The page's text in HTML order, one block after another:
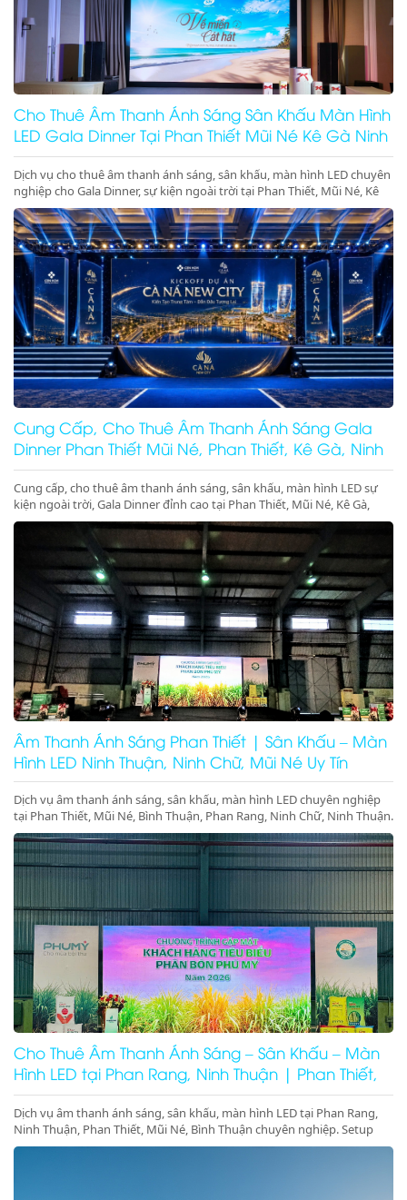
Cho Thuê Âm Thanh Ánh Sáng Sân Khấu Màn Hình
LED Gala Dinner Tại Phan Thiết Mũi Né Kê Gà Ninh
Thuận Ninh Chữ Vĩnh Hy Giá Rẻ Uy Tín
Dịch vụ cho thuê âm thanh ánh sáng, sân khấu, màn hình LED chuyên
nghiệp cho Gala Dinner, sự kiện ngoài trời tại Phan Thiết, Mũi Né, Kê
Gà, Ninh Thuận, Ninh Chữ, Vĩnh Hy. Thiết bị hiện đại, giá gốc tại kho,
phục vụ tận tâm. Gọi ngay hotline để nhận báo giá ưu đãi tốt nhất
hôm nay!
Cung Cấp, Cho Thuê Âm Thanh Ánh Sáng Gala
Dinner Phan Thiết Mũi Né, Phan Thiết, Kê Gà, Ninh
Thuận
Cung cấp, cho thuê âm thanh ánh sáng, sân khấu, màn hình LED sự
kiện ngoài trời, Gala Dinner đỉnh cao tại Phan Thiết, Mũi Né, Kê Gà,
Ninh Thuận, Ninh Chữ, Vĩnh Hy. Thiết bị hiện đại, giá cực tốt. Gọi ngay
nhận ưu đãi lớn!
Âm Thanh Ánh Sáng Phan Thiết | Sân Khấu – Màn
Hình LED Ninh Thuận, Ninh Chữ, Mũi Né Uy Tín
Dịch vụ âm thanh ánh sáng, sân khấu, màn hình LED chuyên nghiệp
tại Phan Thiết, Mũi Né, Bình Thuận, Phan Rang, Ninh Chữ, Ninh Thuận.
Setup trọn gói sự kiện, gala dinner, hội nghị. Gọi ngay!
Cho Thuê Âm Thanh Ánh Sáng – Sân Khấu – Màn
Hình LED tại Phan Rang, Ninh Thuận | Phan Thiết,
Mũi Né, Bình Thuận
Dịch vụ âm thanh ánh sáng, sân khấu, màn hình LED tại Phan Rang,
Ninh Thuận, Phan Thiết, Mũi Né, Bình Thuận chuyên nghiệp. Setup
trọn gói sự kiện, gala dinner, pool party, giá tốt – thi công nhanh –